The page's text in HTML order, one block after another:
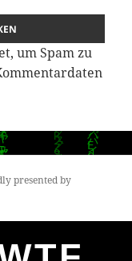
um Spam zu
presented by